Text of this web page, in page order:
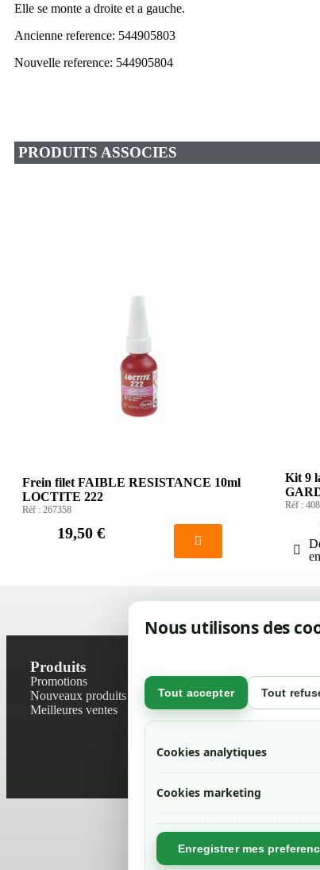
Nous utilisons des
Tout accepter Tout
Cookies analytiques
Cookies marketing
Enregistrer mes
Elle se monte a droite et a gauche.
Ancienne reference: 544905803
Nouvelle reference: 544905804
PRODUITS ASSOCIES
Frein filet FAIBLE RESISTANCE 10ml
LOCTITE 222
Réf : 267358
19,50 €
Kit 9
Réf :
Produits
Promotions
Nouveaux produits
Meilleures ventes
Plan